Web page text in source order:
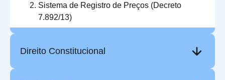
Sistema de Registro de Preços (Decreto
7.892/13)
Direito Constitucional